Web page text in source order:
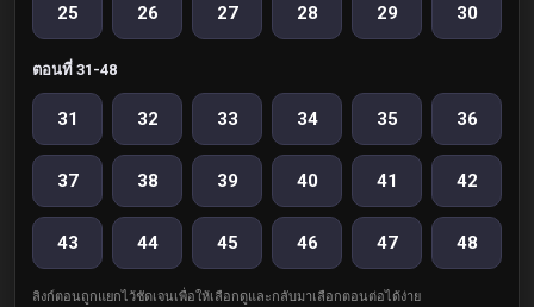
25 26 27 28 29 30
ตอนที่ 31-48
31 32 33 34 35 36
37 38 39 40 41 42
43 44 45 46 47 48
ลิงก์ตอนถูกแยกไว้ชัดเจนเพื่อให้เลือกดูและกลับมาเลือกตอนต่อได้ง่าย